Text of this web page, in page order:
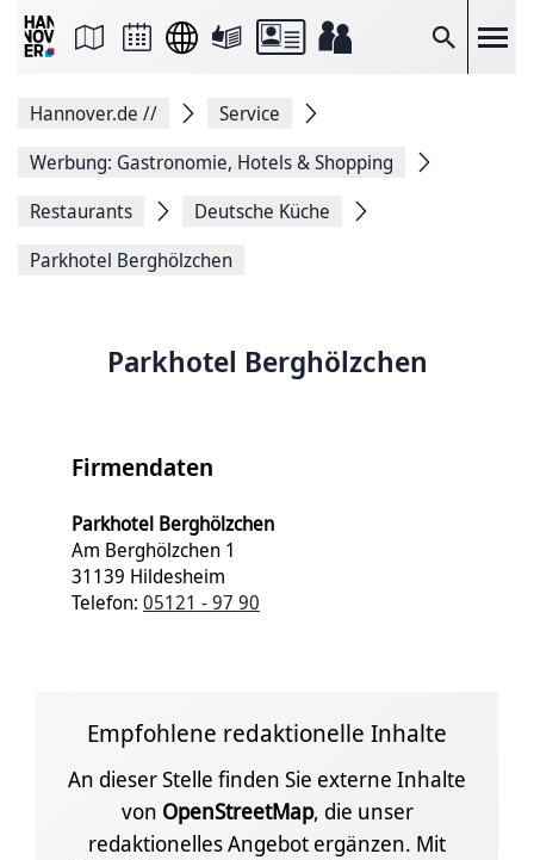
Suche
Seite
Facebook
teilen
Seitenlink
Seite
Hannover.de //
Service
Werbung: Gastronomie, Hotels & Shopping
Restaurants
Deutsche Küche
Parkhotel Berghölzchen
Parkhotel Berghölzchen
Firmendaten
Parkhotel Berghölzchen
Am Berghölzchen 1
31139 Hildesheim
Telefon: 05121 - 97 90
Empfohlene redaktionelle Inhalte
An dieser Stelle finden Sie externe Inhalte
von OpenStreetMap, die unser
redaktionelles Angebot ergänzen. Mit